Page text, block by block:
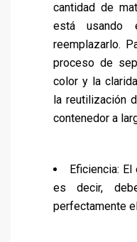
cantidad de
está usando
reemplazarlo.
proceso de
color y la
la reutilización
contenedor a
Eficiencia:
es decir,
perfectamente